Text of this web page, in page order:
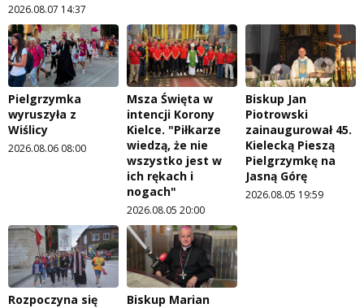
2026.08.07 14:37
Pielgrzymka
wyruszyła z
Wiślicy
2026.08.06 08:00
Msza Święta w
intencji Korony
Kielce. "Piłkarze
wiedzą, że nie
wszystko jest w
ich rękach i
nogach"
2026.08.05 20:00
Biskup Jan
Piotrowski
zainaugurował 45.
Kielecką Pieszą
Pielgrzymkę na
Jasną Górę
2026.08.05 19:59
Rozpoczyna się
Biskup Marian